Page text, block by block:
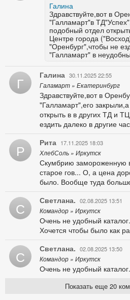
Галина
Здравствуйте,вот в
"Галламарт"в
подобный отдел
Центре города
"Оренбург",чтобы не
"Галламарт" в
Г Галина 30.11.2025 22:55
Галамарт » Екатеринбург
Здравствуйте,вот в
"Галламарт",его
открыть в в других ТД и
ездить далеко в другие
Р Рита 17.11.2025 18:03
ХлебСоль » Иркутск
Скумбрию замороженную
старое гов... О, а цена
было. Вообще туда
С Светлана. 02.08.2025 13:51
Командор » Иркутск
Очень не удобный каталог.
Хочется чтобы было как
С Светлана. 02.08.2025 13:50
Командор » Иркутск
Очень не удобный каталог.
Показать еще 20